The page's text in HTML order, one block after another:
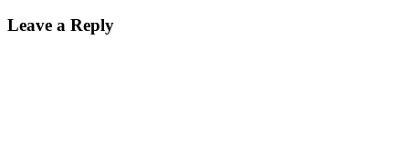
Leave a Reply